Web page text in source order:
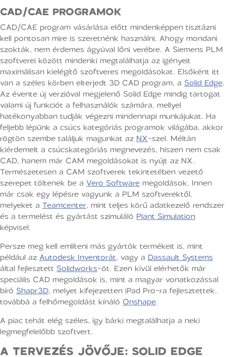
CAD/CAE PROGRAMOK
CAD/CAE program vásárlása előtt mindenképpen tisztázni
kell pontosan mire is szeretnénk használni. Ahogy mondani
szokták, nem érdemes ágyúval lőni verébre. A Siemens PLM
szoftverei között mindenki megtalálhatja az igényeit
maximálisan kielégítő szoftveres megoldásokat. Elsőként itt
van a széles körben elterjedt 3D CAD program, a Solid Edge.
Az évente új verzióval megjelenő Solid Edge mindig tartogat
valami új funkciót a felhasználók számára, mellyel
hatékonyabban tudják végezni mindennapi munkájukat. Ha
feljebb lépünk a csúcs kategóriás programok világába, akkor
rögtön szembe találjuk magunkat az NX-szel. Méltán
kiérdemelt a csúcskategóriás megnevezés, hiszen nem csak
CAD, hanem már CAM megoldásokat is nyújt az NX.
Természetesen a CAM szoftverek tekintetében vezető
szerepet töltenek be a Vero Software megoldások. Innen
már csak egy lépésre vagyunk a PLM szoftverektől,
melyeket a Teamcenter, mint teljes körű adatkezelő rendszer
és a termelést és gyártást szimuláló Plant Simulation
képvisel.
Persze meg kell említeni más gyártók termékeit is, mint
például az Autodesk Inventorát, vagy a Dassault Systems
által fejlesztett Solidworks-öt. Ezen kívül elérhetők már
speciális CAD megoldások is, mint a magyar vonatkozással
bíró Shapr3D, melyet kifejezetten iPad Pro-ra fejlesztettek,
továbbá a felhőmegoldást kínáló Onshape.
A piac tehát elég széles, így bárki megtalálhatja a neki
legmegfelelőbb szoftvert.
A TERVEZÉS JÖVŐJE: SOLID EDGE